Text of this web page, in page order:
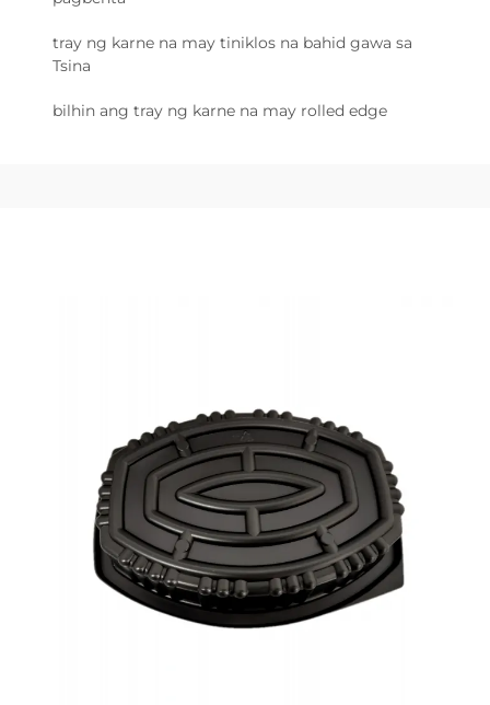
tray ng karne na may tiniklos na bahid gawa sa
Tsina
bilhin ang tray ng karne na may rolled edge